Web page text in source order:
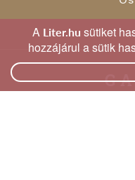
A Liter.hu sütiket
hozzájárul a sütik